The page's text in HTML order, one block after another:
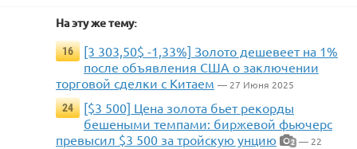
На эту же тему:
16
[3 303,50$ -1,33%] Золото дешевеет на 1%
после объявления США о заключении
торговой сделки с Китаем — 27 Июня 2025
24
[$3 500] Цена золота бьет рекорды
бешеными темпами: биржевой фьючерс
превысил $3 500 за тройскую унцию
2 — 22